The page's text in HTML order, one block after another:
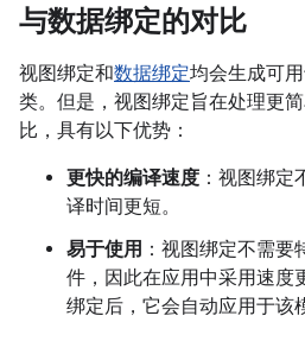
与数据绑定的对比
视图绑定和数据绑定均会生成可
类。但是，视图绑定旨在处理更
比，具有以下优势：
更快的编译速度 ：视图绑
译时间更短。
易于使用 ：视图绑定不需要
件，因此在应用中采用速度
绑定后，它会自动应用于该